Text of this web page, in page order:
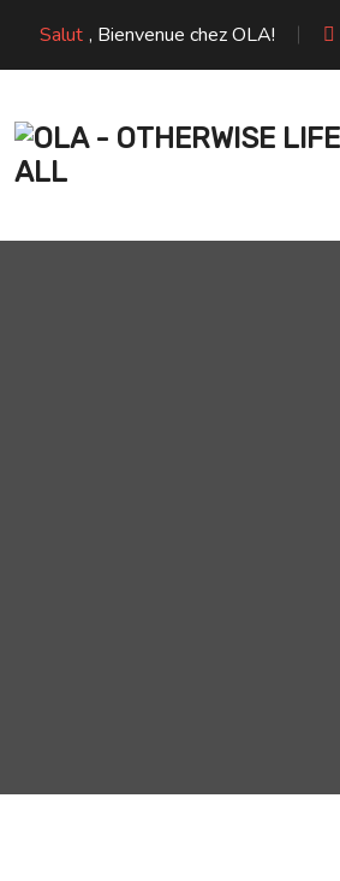
Salut , Bienvenue chez OLA!